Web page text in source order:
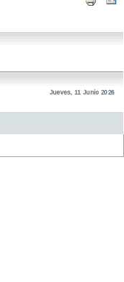
Jueves, 11 Junio 2026